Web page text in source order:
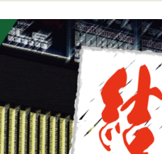
フロ